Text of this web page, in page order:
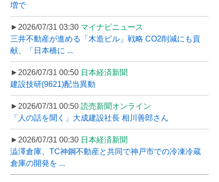
増で
►2026/07/31 03:30 マイナビニュース
三井不動産が進める「木造ビル」戦略 CO2削減にも貢
献、「日本橋に ...
►2026/07/31 00:50 日本経済新聞
建設技研(9621)配当異動
►2026/07/31 00:50 読売新聞オンライン
「人の話を聞く」大成建設社長 相川善郎さん
►2026/07/31 00:30 日本経済新聞
澁澤倉庫、TC神鋼不動産と共同で神戸市での冷凍冷蔵
倉庫の開発を ...